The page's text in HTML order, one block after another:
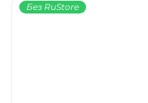
Без RuStore